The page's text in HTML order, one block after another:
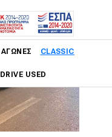
ΑΓΏΝΕΣ CLASSIC
DRIVE USED